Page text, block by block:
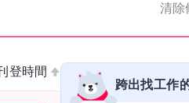
清除
登時間
跨出找工作